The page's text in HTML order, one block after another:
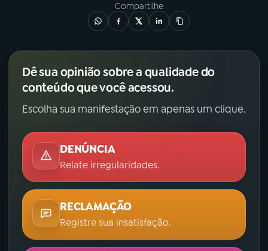
Compartilhe
Dê sua opinião sobre a qualidade do
conteúdo que você acessou.
Escolha sua manifestação em apenas um clique.
DENÚNCIA
Relate irregularidades.
RECLAMAÇÃO
Registre sua insatisfação.